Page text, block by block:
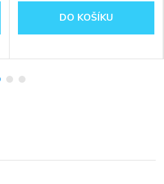
DO KOŠÍKU